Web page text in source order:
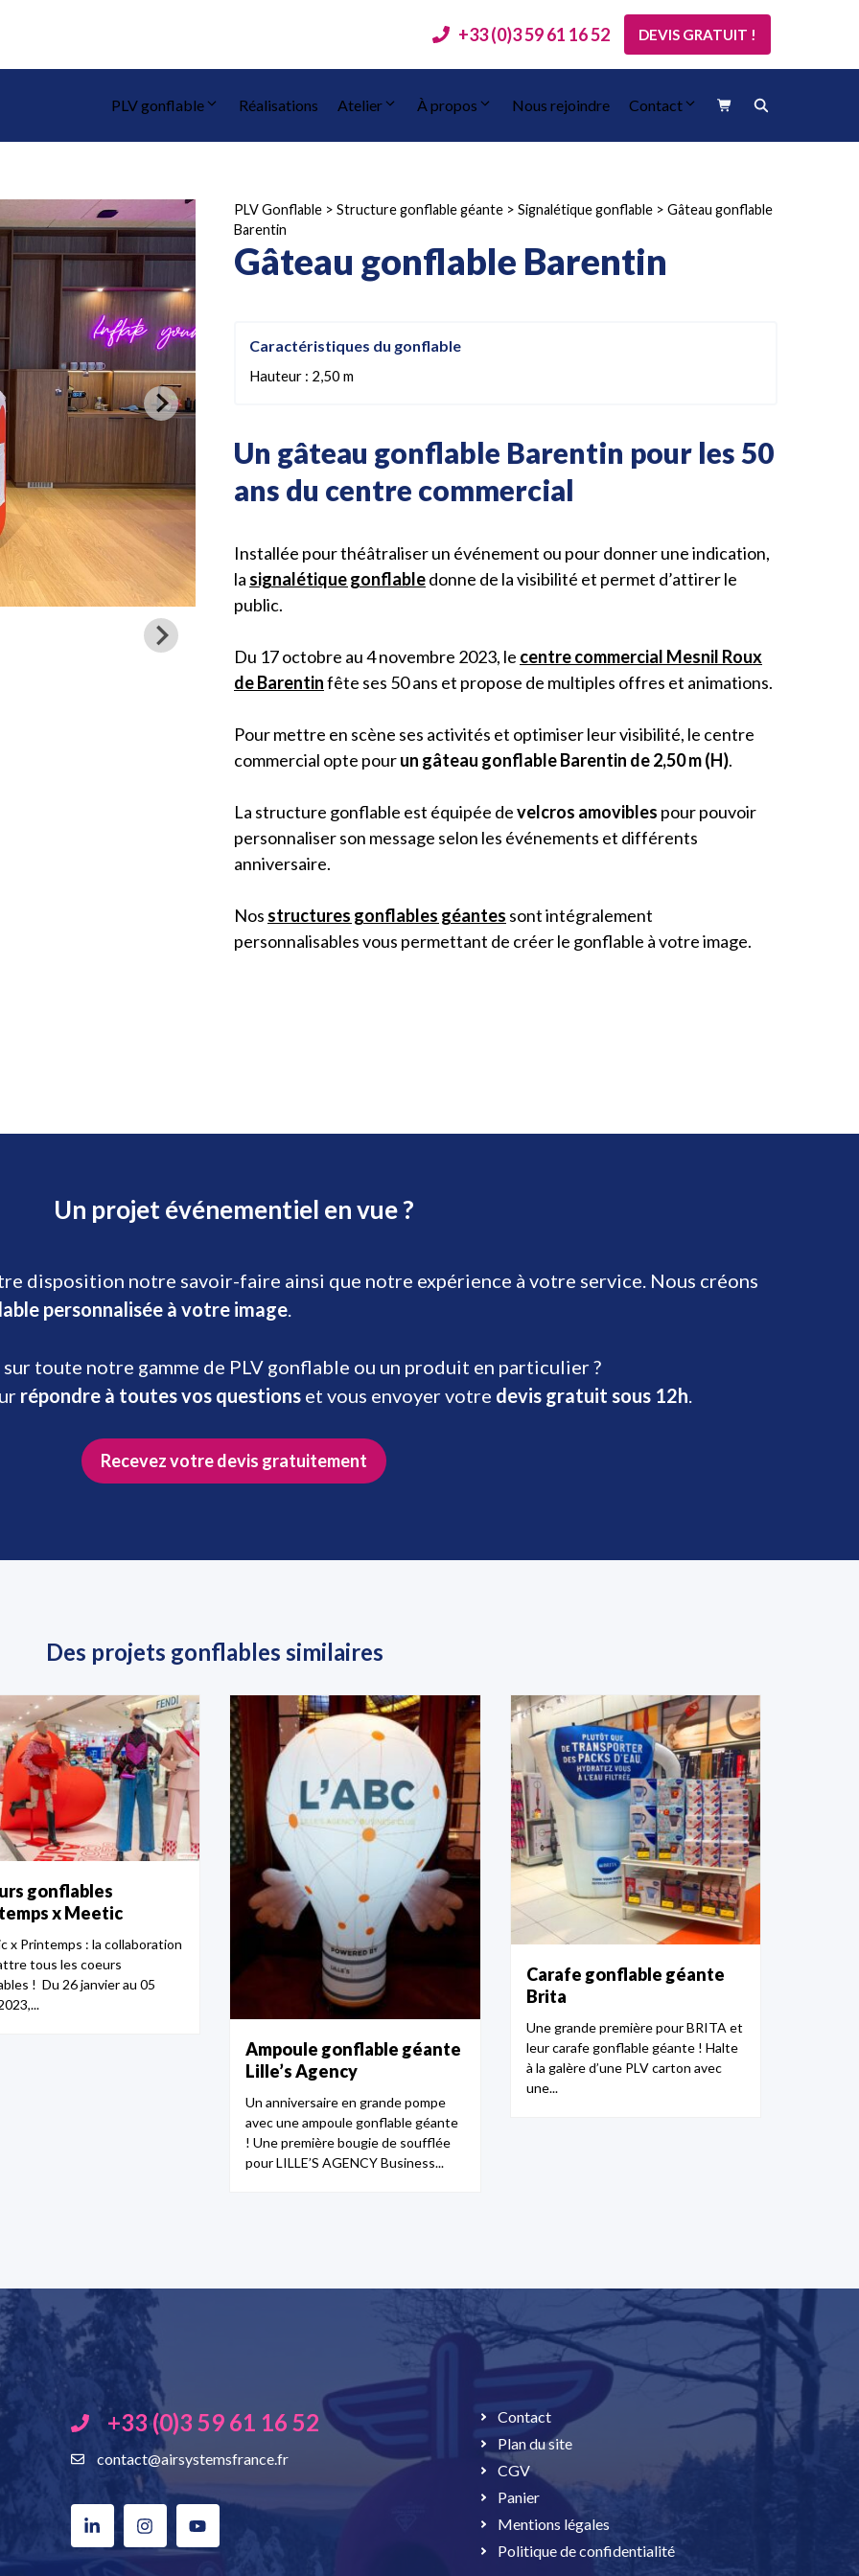
+33 (0)3 59 61 16 52 DEVIS GRATUIT !
PLV gonflable Réalisations Atelier À propos Nous rejoindre Contact
PLV Gonflable > Structure gonflable géante > Signalétique gonflable > Gâteau gonflable
Barentin
Gâteau gonflable Barentin
Caractéristiques du gonflable
Hauteur : 2,50 m
Un gâteau gonflable Barentin pour les 50
ans du centre commercial
Installée pour théâtraliser un événement ou pour donner une indication,
la signalétique gonflabledonne de la visibilité et permet d’attirer le
public.
Du 17 octobre au 4 novembre 2023, le centre commercial Mesnil Roux
de Barentinfête ses 50 ans et propose de multiples offres et animations.
Pour mettre en scène ses activités et optimiser leur visibilité, le centre
commercial opte pourun gâteau gonflable Barentin de 2,50 m (H).
La structure gonflable est équipée develcros amovibles pour pouvoir
personnaliser son message selon les événements et différents
anniversaire.
Nos structures gonflables géantes sont intégralement
personnalisables vous permettant de créer le gonflable à votre image.
Un projet événementiel en vue ?
disposition notre savoir-faire ainsi que notre expérience à votre service. Nous créons
personnalisée à votre image.
toute notre gamme de PLV gonflable ou un produit en particulier ?
répondre à toutes vos questions et vous envoyer votre devis gratuit sous 12h.
Recevez votre devis gratuitement
Des projets gonflables similaires
gonflables
x Meetic
x Printemps : la collaboration
tous les coeurs
! Du 26 janvier au 05
Ampoule gonflable géante
Lille’s Agency
Un anniversaire en grande pompe
avec une ampoule gonflable géante
! Une première bougie de soufflée
pour LILLE’S AGENCY Business...
Carafe gonflable géante
Brita
Une grande première pour BRITA et
leur carafe gonflable géante ! Halte
à la galère d’une PLV carton avec
une...
+33 (0)3 59 61 16 52
contact@airsystemsfrance.fr
Contact
Plan du site
CGV
Panier
Mentions légales
Politique de confidentialité